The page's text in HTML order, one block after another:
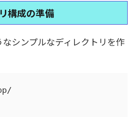
構成の準備
シンプルなディレクトリを作